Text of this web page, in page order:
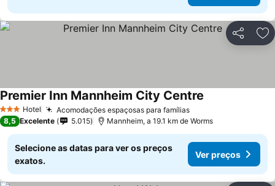
Partilhar
3 EstrelasHotel Acomodações espaçosas para famílias
Premier Inn Mannheim City Centre
8,5 Excelente 5.015 Mannheim, a 19.1 km de Worms
Selecione as datas para ver os preços
exatos.
Ver preços